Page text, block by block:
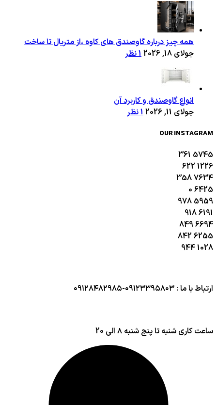
همه چیز درباره گاوصندق های کاوه ،از متریال تا ساخت
جولای 18, 2026
1 نظر
انواع گاوصندق و کاربرد آن
جولای 11, 2026
1 نظر
OUR INSTAGRAM
5745
361
1226
622
7634
358
6425
0
5959
978
6191
918
6694
849
6255
842
1028
944
ارتباط با ما : ۰۹۱۲۳۳۹۵۸۰۳-۰۹۱۲۸۴۸۲۹۸۵
ساعت کاری شنبه تا پنج شنبه ۸ الی 20